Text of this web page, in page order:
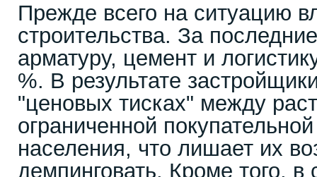
Прежде всего на ситуацию
строительства. За
арматуру, цемент и
%. В результате
"ценовых тисках" между
ограниченной
населения, что лишает их
демпинговать. Кроме того, в